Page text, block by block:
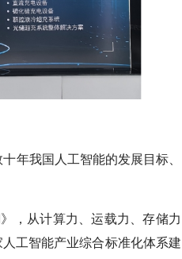
年我国人工智能的发展目标、
，从计算力、运载力、存储力
工智能产业综合标准化体系建